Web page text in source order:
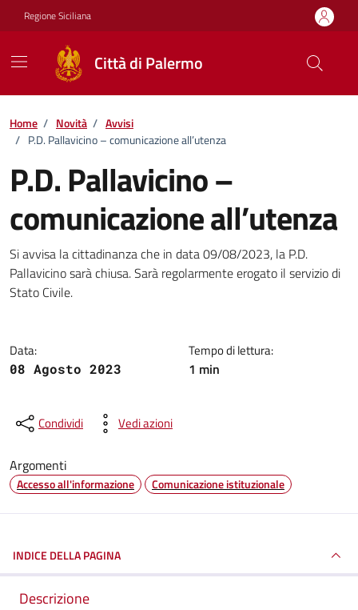
Vai ai contenuti
Vai al footer
Regione Siciliana
Città di Palermo
Home / Novità / Avvisi
/ P.D. Pallavicino – comunicazione all’utenza
P.D. Pallavicino –
comunicazione all’utenza
Dettagli della notizia
Si avvisa la cittadinanza che in data 09/08/2023, la P.D.
Pallavicino sarà chiusa. Sarà regolarmente erogato il servizio di
Stato Civile.
Data:
08 Agosto 2023
Tempo di lettura:
1 min
Condividi Vedi azioni
Argomenti
Accesso all'informazione Comunicazione istituzionale
INDICE DELLA PAGINA
Descrizione